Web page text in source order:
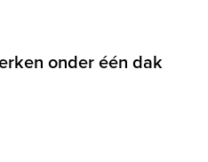
onder één dak